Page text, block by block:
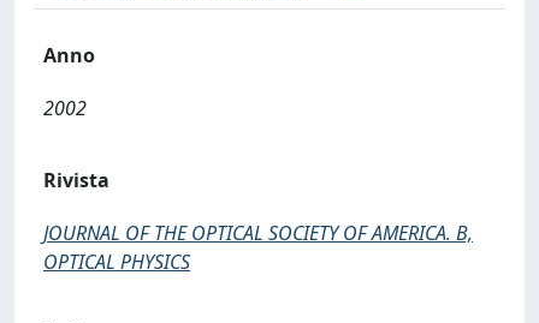
Anno
2002
Rivista
JOURNAL OF THE OPTICAL SOCIETY OF AMERICA. B,
OPTICAL PHYSICS